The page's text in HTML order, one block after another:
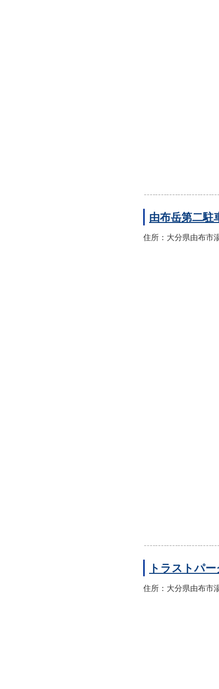
由布岳第二駐
住所：大分県由布市
トラストパ
住所：大分県由布市